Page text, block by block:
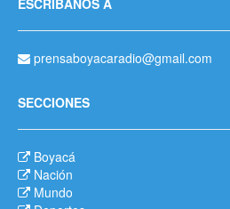
prensaboyacaradio@gmail.com
SECCIONES
Boyacá
Nación
Mundo